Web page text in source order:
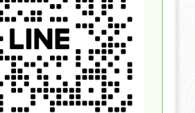
せの中には、ご相談で解決する場合も
あればお気軽にご相談ください。「電
」「写真での見積や費用を知りたい」
ール、もしくはLINEが便利です。お急
スメです。 お問い合わせはこ
メールでお問い合わせLINEでお問い合
り返す場合はこちらの番号